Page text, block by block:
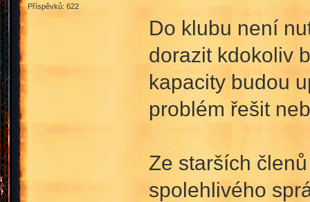
Příspěvků: 622
Do klubu není
dorazit kdokoliv
kapacity budou
problém řešit
Ze starších
spolehlivého